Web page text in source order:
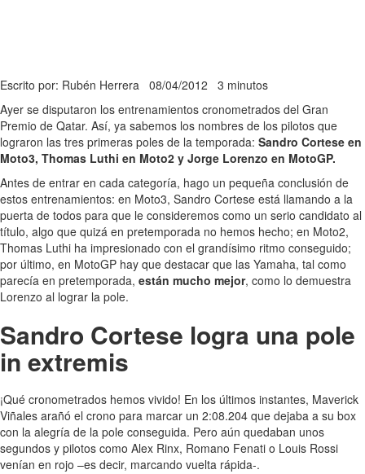
Escrito por: Rubén Herrera 08/04/2012 3 minutos
Ayer se disputaron los entrenamientos cronometrados del Gran
Premio de Qatar. Así, ya sabemos los nombres de los pilotos que
lograron las tres primeras poles de la temporada: Sandro Cortese en
Moto3, Thomas Luthi en Moto2 y Jorge Lorenzo en MotoGP.
Antes de entrar en cada categoría, hago un pequeña conclusión de
estos entrenamientos: en Moto3, Sandro Cortese está llamando a la
puerta de todos para que le consideremos como un serio candidato al
título, algo que quizá en pretemporada no hemos hecho; en Moto2,
Thomas Luthi ha impresionado con el grandísimo ritmo conseguido;
por último, en MotoGP hay que destacar que las Yamaha, tal como
parecía en pretemporada, están mucho mejor, como lo demuestra
Lorenzo al lograr la pole.
Sandro Cortese logra una pole
in extremis
¡Qué cronometrados hemos vivido! En los últimos instantes, Maverick
Viñales arañó el crono para marcar un 2:08.204 que dejaba a su box
con la alegría de la pole conseguida. Pero aún quedaban unos
segundos y pilotos como Alex Rinx, Romano Fenati o Louis Rossi
venían en rojo –es decir, marcando vuelta rápida-.